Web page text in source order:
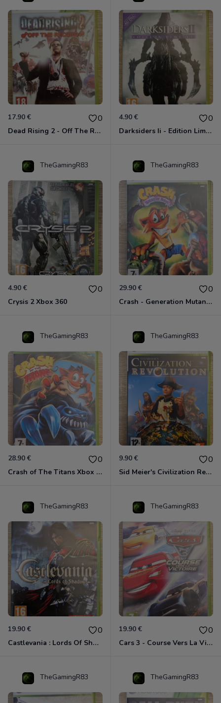
17.90 € 0
Dead Rising 2 - Off The Record Xbox 360
4.90 € 0
Darksiders Ii - Edition Limitée Xbox 360
TheGamingR83
4.90 € 0
Crysis 2 Xbox 360
TheGamingR83
29.90 € 0
Crash - Generation Mutant Xbox 360
TheGamingR83
28.90 € 0
Crash of The Titans Xbox 360
TheGamingR83
9.90 € 0
Sid Meier's Civilization Revolution Xbox 360
TheGamingR83
19.90 € 0
Castlevania : Lords Of Shadow Xbox 360
TheGamingR83
19.90 € 0
Cars 3 - Course Vers La Victoire Xbox 360
TheGamingR83 TheGamingR83